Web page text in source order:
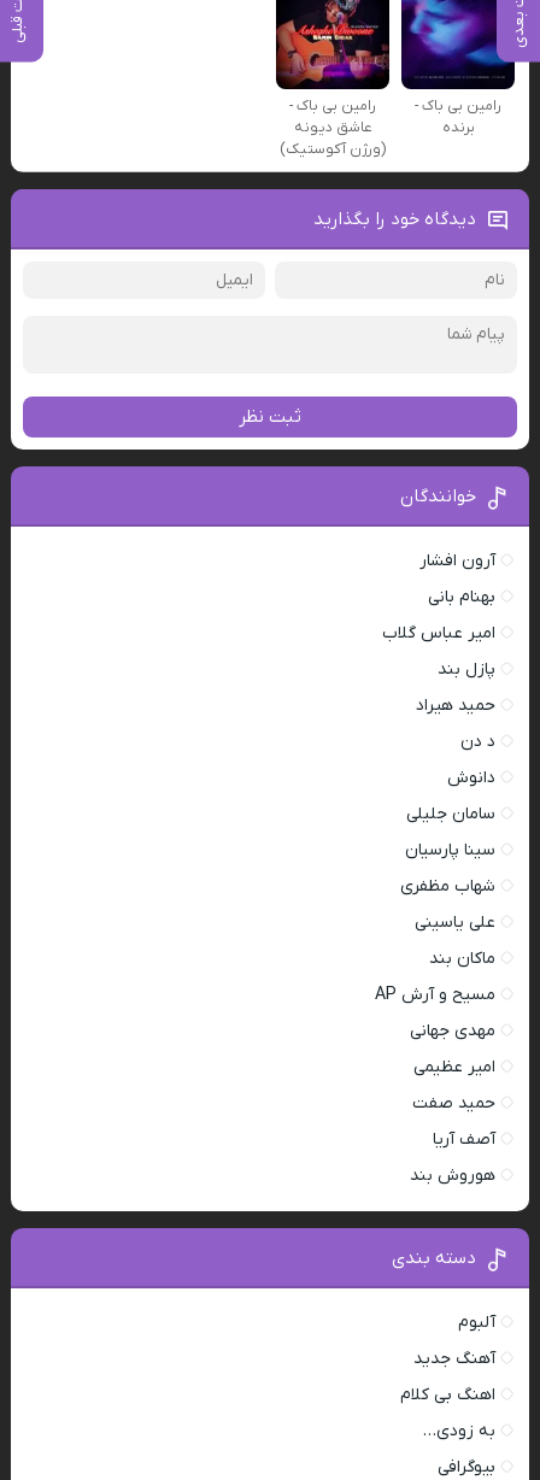
رامین بی باک -
برنده
رامین بی باک -
عاشق دیونه
(ورژن آکوستیک)
دیدگاه خود را بگذارید
ثبت نظر
خوانندگان
آرون افشار
بهنام بانی
امیر عباس گلاب
پازل بند
حمید هیراد
د دن
دانوش
سامان جلیلی
سینا پارسیان
شهاب مظفری
علی یاسینی
ماکان بند
مسیح و آرش AP
مهدی جهانی
امیر عظیمی
حمید صفت
آصف آریا
هوروش بند
دسته بندی
آلبوم
آهنگ جدید
اهنگ بی کلام
به زودی…
بیوگرافی